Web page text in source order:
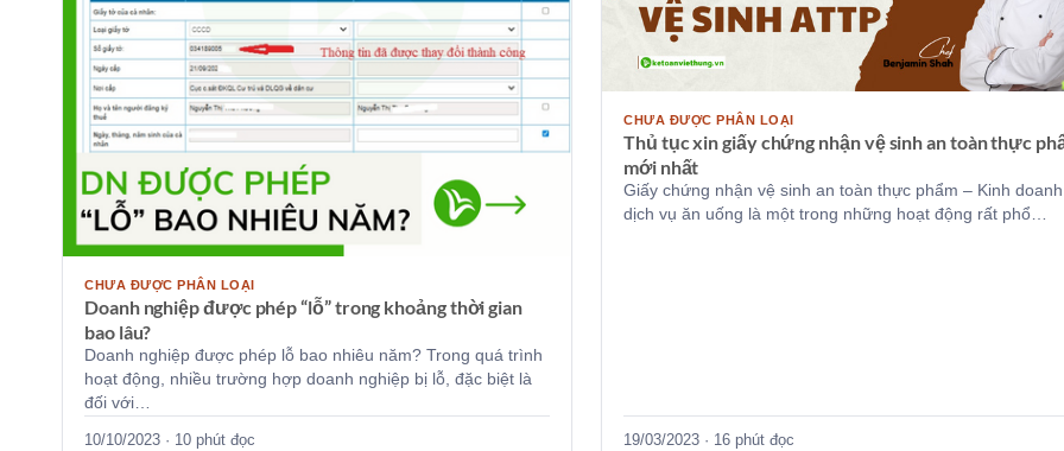
CHƯA ĐƯỢC PHÂN LOẠI
Doanh nghiệp được phép “lỗ” trong khoảng thời gian
bao lâu?
Doanh nghiệp được phép lỗ bao nhiêu năm? Trong quá trình
hoạt động, nhiều trường hợp doanh nghiệp bị lỗ, đặc biệt là
đối với…
10/10/2023 · 10 phút đọc
CHƯA ĐƯỢC PHÂN LOẠI
Thủ tục xin giấy chứng nhận vệ sinh an toàn thực
mới nhất
Giấy chứng nhận vệ sinh an toàn thực phẩm – Kinh doanh
dịch vụ ăn uống là một trong những hoạt động rất phổ…
19/03/2023 · 16 phút đọc